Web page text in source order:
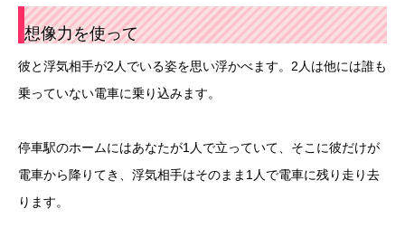
想像力を使って
彼と浮気相手が2人でいる姿を思い浮かべます。2人は他には誰も
乗っていない電車に乗り込みます。
停車駅のホームにはあなたが1人で立っていて、そこに彼だけが
電車から降りてき、浮気相手はそのまま1人で電車に残り走り去
ります。